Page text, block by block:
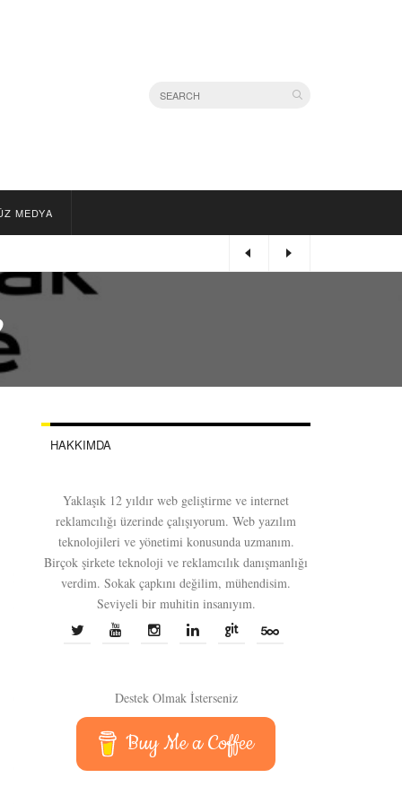
MEDYA
HAKKIMDA
Yaklaşık 12 yıldır web geliştirme ve internet
reklamcılığı üzerinde çalışıyorum. Web yazılım
teknolojileri ve yönetimi konusunda uzmanım.
Birçok şirkete teknoloji ve reklamcılık danışmanlığı
verdim. Sokak çapkını değilim, mühendisim.
Seviyeli bir muhitin insanıyım.
Destek Olmak İsterseniz
Buy Me a Coffee